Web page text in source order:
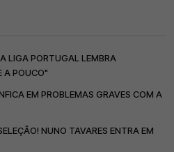
LIGA PORTUGAL LEMBRA
A POUCO"
EM PROBLEMAS GRAVES COM A
NUNO TAVARES ENTRA EM